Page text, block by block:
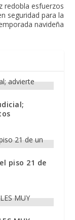
redobla esfuerzos
seguridad para la
navideña
piso 21 de